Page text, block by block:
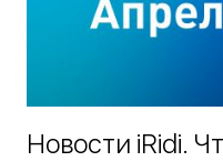
Новости iRidi.